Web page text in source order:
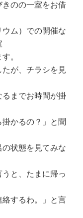
のの一室をお借
ム）での開催な
。
が、チラシを見
までお時間が掛
かるの？」と聞
の状態を見てみな
と、たまに帰っ
絡するわ。」と言